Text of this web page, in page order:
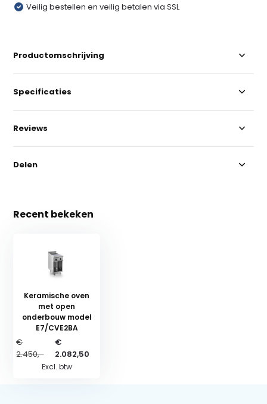
Veilig bestellen en veilig betalen via SSL
Productomschrijving
Specificaties
Reviews
Delen
Recent bekeken
Keramische oven
met open
onderbouw model
E7/CVE2BA
€
2.450,-
€
2.082,50
Excl. btw